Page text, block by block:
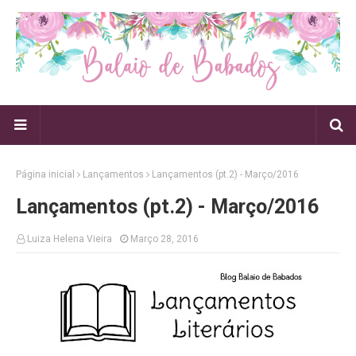
Página inicial Lançamentos Lançamentos (pt.2) - Março/2016
Lançamentos (pt.2) - Março/2016
Luiza Helena Vieira Março 28, 2016